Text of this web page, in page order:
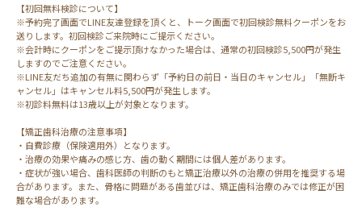
【初回無料検診について】
※予約完了画面でLINE友達登録を頂くと、トーク画面で初回検診無料クーポンをお
送りします。初回検診ご来院時にご提示ください。
※会計時にクーポンをご提示頂けなかった場合は、通常の初回検診5,500円が発生
しますのでご注意ください。
※LINE友だち追加の有無に関わらず「予約日の前日・当日のキャンセル」「無断キ
ャンセル」はキャンセル料5,500円が発生します。
※初診料無料は13歳以上が対象となります。
【矯正歯科治療の注意事項】
・自費診療（保険適用外）となります。
・治療の効果や痛みの感じ方、歯の動く期間には個人差があります。
・症状が強い場合、歯科医師の判断のもと矯正治療以外の治療の併用を推奨する場
合があります。また、骨格に問題がある歯並びは、矯正歯科治療のみでは修正が困
難な場合があります。